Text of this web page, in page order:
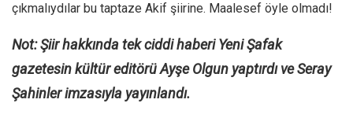
çıkmalıydılar bu taptaze Akif şiirine. Maalesef öyle olmadı!
Not: Şiir hakkında tek ciddi haberi Yeni Şafak
gazetesin kültür editörü Ayşe Olgun yaptırdı ve Seray
Şahinler imzasıyla yayınlandı.